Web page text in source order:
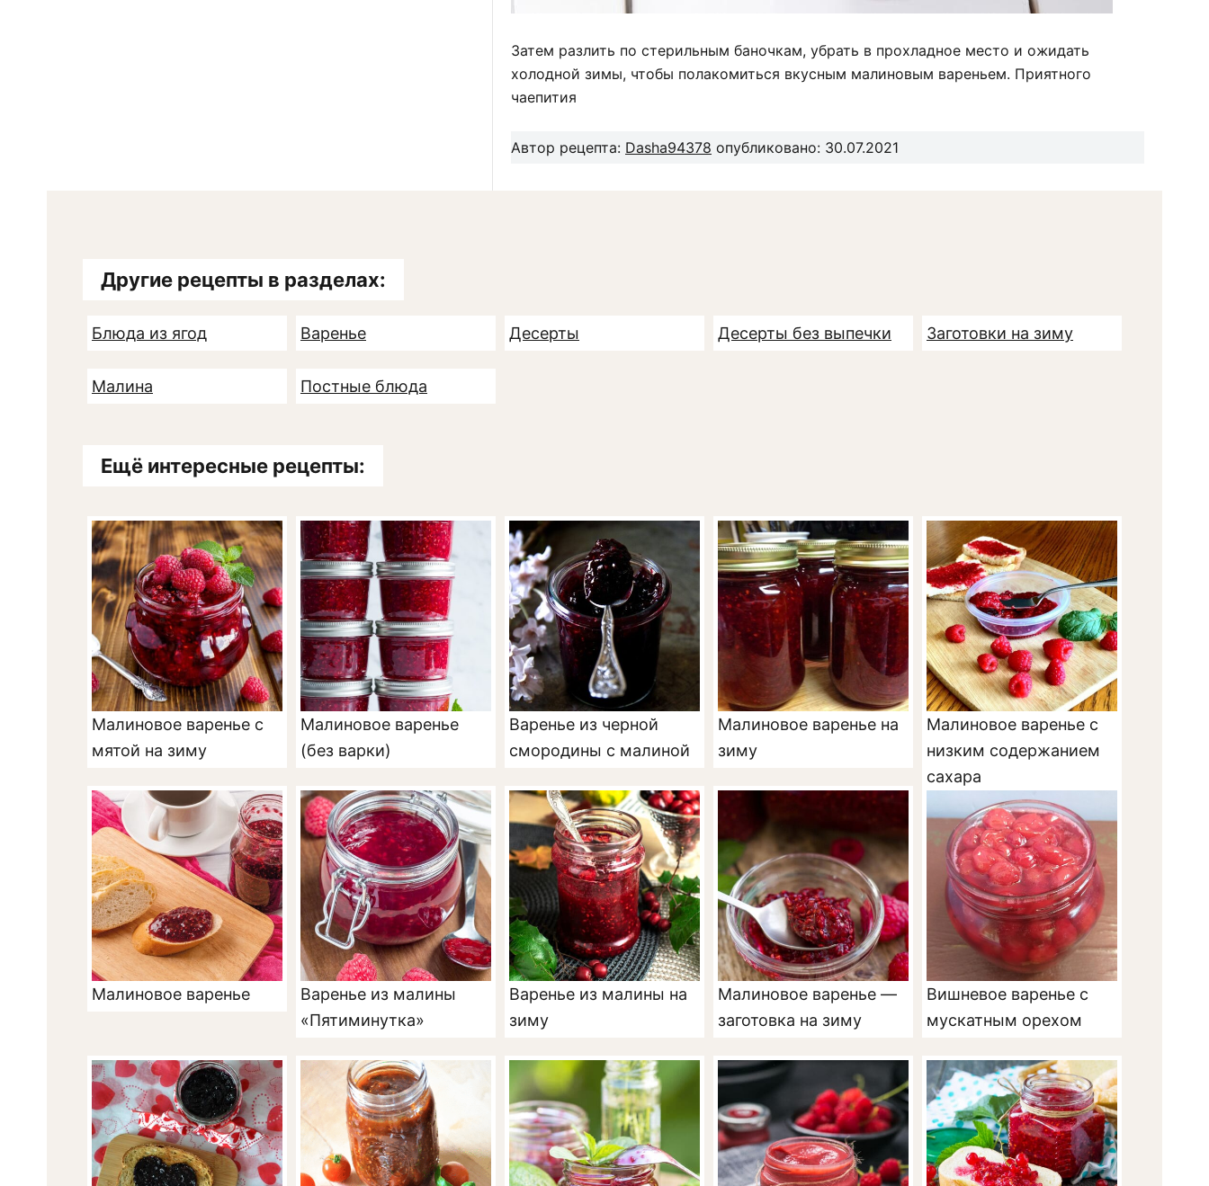
Затем разлить по стерильным баночкам, убрать в прохладное место и ожидать
холодной зимы, чтобы полакомиться вкусным малиновым вареньем. Приятного
чаепития
Автор рецепта: Dasha94378 опубликовано: 30.07.2021
Другие рецепты в разделах:
Блюда из ягод Варенье Десерты Десерты без выпечки Заготовки на зиму
Малина Постные блюда
Ещё интересные рецепты:
Малиновое варенье с
мятой на зиму
Малиновое варенье
(без варки)
Варенье из черной
смородины с малиной
Малиновое варенье на
зиму
Малиновое варенье с
низким содержанием
сахара
Малиновое варенье
Варенье из малины
«Пятиминутка»
Варенье из малины на
зиму
Малиновое варенье —
заготовка на зиму
Вишневое варенье с
мускатным орехом